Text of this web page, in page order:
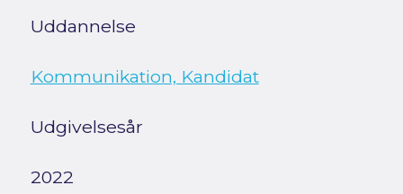
Uddannelse
Kommunikation, Kandidat
Udgivelsesår
2022